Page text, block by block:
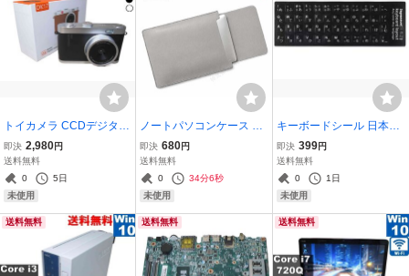
トイカメラ CCDデジタル
カメラ デュアルレンズ 自
撮り対応 デジタルズーム
8倍 充電式 ブラック 送料
無料 ＜新品＞ [95817]
即決 2,980円
送料無料
0
5日
未使用
ノートパソコンケース 15.
6インチ グレー 防水 軽量
薄型 マウスパッド機能付
き ジッパーレス パソコン
バッグ [96402]
即決 680円
送料無料
0
34分6秒
未使用
キーボードシール 日本語
48キー 縦13ミリ×横11ミ
リ キートップステッカー
黒 送料無料 ＜新品＞ [915
98]
即決 399円
送料無料
0
1日
未使用
送料無料 送料無料 送料無料